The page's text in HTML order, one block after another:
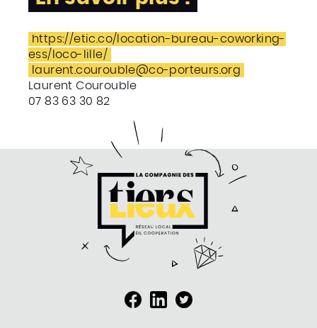
https://etic.co/location-bureau-coworking-
ess/loco-lille/
laurent.courouble@co-porteurs.org
Laurent Courouble
07 83 63 30 82